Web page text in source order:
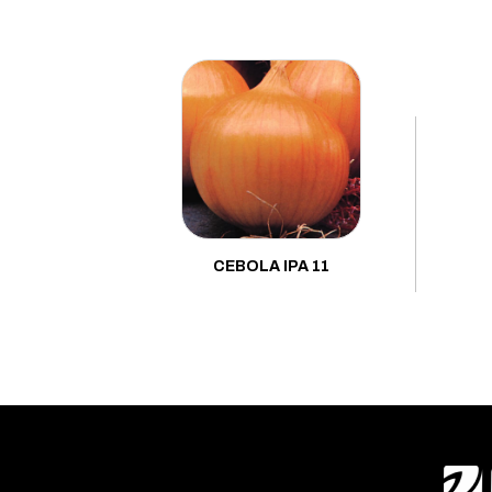
Cebola
Cebolinha
Cenoura
Chicória
CEBOLA IPA 11